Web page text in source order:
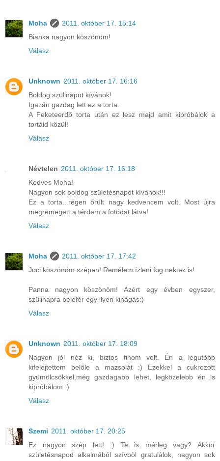
Moha
2011. október 17. 15:14
Bianka nagyon köszönöm!
Válasz
Unknown 2011. október 17. 16:16
Boldog szülinapot kívánok!
Igazán gazdag lett ez a torta.
A Feketeerdő torta után ez lesz majd amit kipróbálok a
tortáid közül!
Válasz
Névtelen 2011. október 17. 16:18
Kedves Moha!
Nagyon sok boldog születésnapot kívánok!!!
Ez a torta...régen őrült nagy kedvencem volt. Most újra
megremegett a térdem a fotódat látva!
Válasz
Moha
2011. október 17. 17:42
Juci köszönöm szépen! Remélem ízleni fog nektek is!
Panna nagyon köszönöm! Azért egy évben egyszer,
szülinapra belefér egy ilyen kihágás:)
Válasz
Unknown 2011. október 17. 18:09
Nagyon jól néz ki, biztos finom volt. Én a legutóbb
kifelejtettem belőle a mazsolát :) Ezekkel a cukrozott
gyümölcsökkel,még gazdagabb lehet, legközelebb én is
kipróbálom :)
Válasz
Szemi 2011. október 17. 20:25
Ez nagyon szép lett! :) Te is mérleg vagy? Akkor
születésnapod alkalmából szívböl gratulálok, nagyon sok